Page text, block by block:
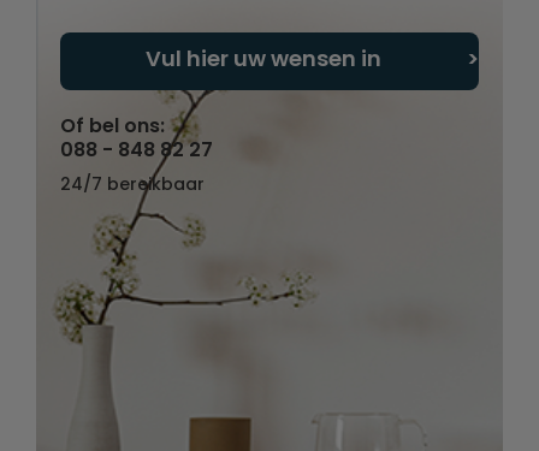
Vul hier uw wensen in
Of bel ons:
088 - 848 82 27
24/7 bereikbaar